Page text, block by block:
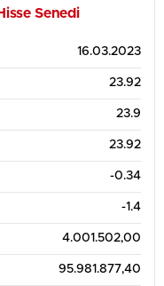
Senedi
16.03.2023
23.92
23.9
23.92
-0.34
-1.4
4.001.502,00
95.981.877,40